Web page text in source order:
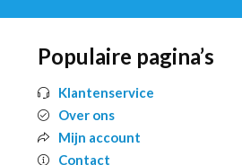
Populaire pagina’s
Klantenservice
Over ons
Mijn account
Contact